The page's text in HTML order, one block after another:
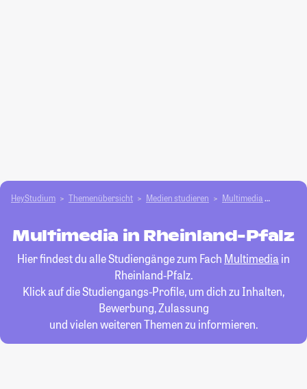
HeyStudium Themenübersicht Medien studieren Multimedia
Multimedia in Rheinland-Pfalz
Hier findest du alle Studiengänge zum Fach Multimedia in
Rheinland-Pfalz.
Klick auf die Studiengangs-Profile, um dich zu Inhalten,
Bewerbung, Zulassung
und vielen weiteren Themen zu informieren.